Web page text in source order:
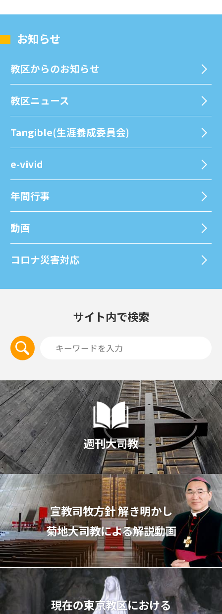
お知らせ
教区からのお知らせ
教区ニュース
Tangible(生涯養成委員会)
e-vivid
年間⾏事
動画
コロナ災害対応
サイト内で検索
週刊大司教
宣教司牧⽅針 解き明かし
菊地⼤司教による解説動画
現在の東京教区における